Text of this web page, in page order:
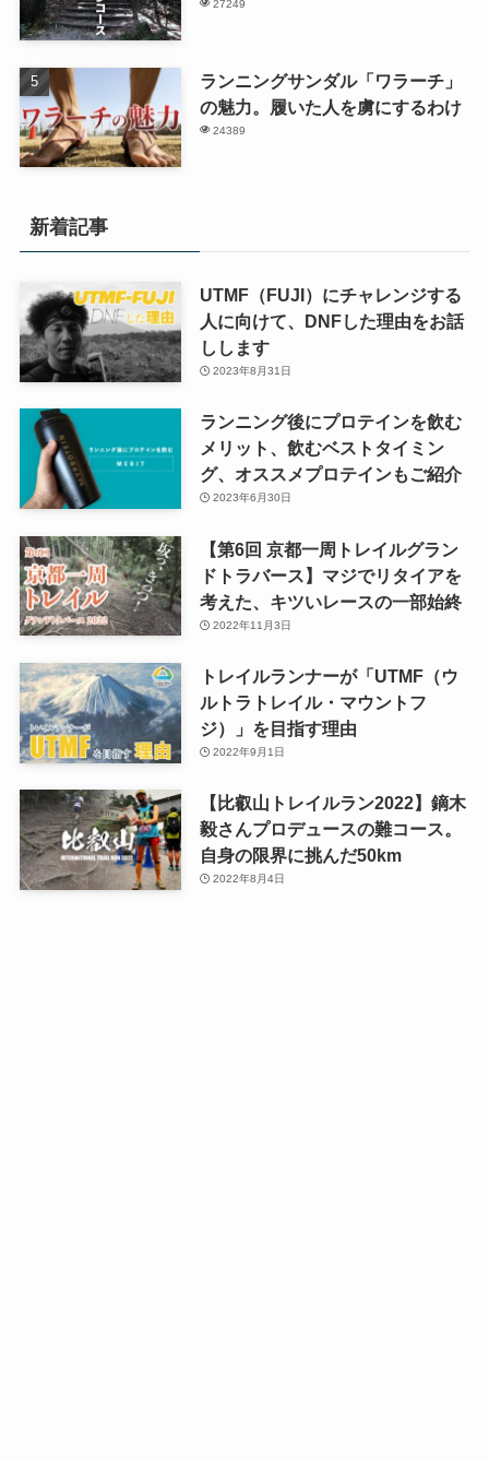
27249
ランニングサンダル「ワラーチ」
の魅力。履いた人を虜にするわけ
24389
新着記事
UTMF（FUJI）にチャレンジする
人に向けて、DNFした理由をお話
しします
2023年8月31日
ランニング後にプロテインを飲む
メリット、飲むベストタイミン
グ、オススメプロテインもご紹介
2023年6月30日
【第6回 京都一周トレイルグラン
ドトラバース】マジでリタイアを
考えた、キツいレースの一部始終
2022年11月3日
トレイルランナーが「UTMF（ウ
ルトラトレイル・マウントフ
ジ）」を目指す理由
2022年9月1日
【比叡山トレイルラン2022】鏑木
毅さんプロデュースの難コース。
自身の限界に挑んだ50km
2022年8月4日